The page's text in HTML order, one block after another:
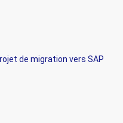
de migration vers SAP